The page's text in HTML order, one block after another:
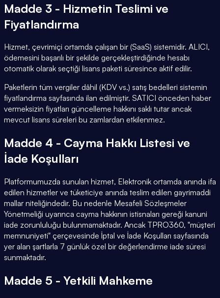
Madde 3 - Hizmetin Teslimi ve
Fiyatlandırma
Hizmet, çevrimiçi ortamda çalışan bir (SaaS) sistemidir. ALICI,
ödemesini başarılı bir şekilde gerçekleştirdiğinde hesabı
otomatik olarak seçtiği lisans paketi süresince aktif edilir.
Paketlerin tüm vergiler dâhil (KDV vs.) satış bedelleri sistemin
fiyatlandırma sayfasında ilan edilmiştir. SATICI önceden haber
vermeksizin fiyatları güncelleme hakkını saklı tutar ancak
mevcut lisans süreleri bu zamlardan etkilenmez.
Madde 4 - Cayma Hakkı Listesi ve
İade Koşulları
Platformumuzda sunulan hizmet, Elektronik ortamda anında ifa
edilen hizmetler ve tüketiciye anında teslim edilen gayrimaddi
mallar niteliğindedir. Bu nedenle Mesafeli Sözleşmeler
Yönetmeliği uyarınca cayma hakkının istisnaları gereği kanuni
iade zorunluluğu bulunmamaktadır. Ancak TPRO360, "müşteri
memnuniyeti" çerçevesinde İptal ve İade Koşulları sayfasında
yer alan şartlarla 7 günlük özel bir değerlendirme iade süresi
sunmaktadır.
Madde 5 - Yetkili Mahkeme